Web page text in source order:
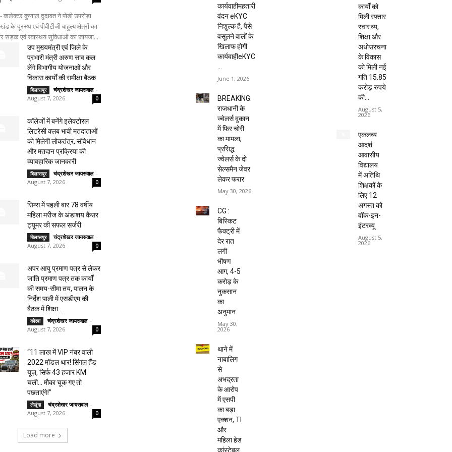
कलेक्टर कुणाल दुदावत ने पोड़ी उपरोड़ा
के दूरस्थ एवं पीवीटीजी बाहुल्य क्षेत्रों का
सड़क एवं स्वास्थय सुविधाओं का जायजा...
उप मुख्यमंत्री एवं जिले के
प्रभारी मंत्री अरुण साव कल
लेंगे विभागीय योजनाओं और
विकास कार्यों की समीक्षा बैठक
बिलासपुर चंद्रशेखर जायसवाल -
August 7, 2026
0
कॉलेजों में बनेंगे इलेक्टोरल
लिटरेसी क्लब भावी मतदाताओं
को मिलेगी लोकतंत्र, संविधान
और मतदान प्रक्रिया की
व्यावहारिक जानकारी
बिलासपुर चंद्रशेखर जायसवाल -
August 7, 2026
0
सिम्स में पहली बार 78 वर्षीय
महिला मरीज के अंडाशय कैंसर
ट्यूमर की सफल सर्जरी
बिलासपुर चंद्रशेखर जायसवाल -
August 7, 2026
0
अपर आयु प्रमाण पत्र से लेकर
जाति प्रमाण पत्र तक कार्यों
की समय-सीमा तय, पालन के
निर्देश पाली में एसडीएम की
बैठक में शिक्षा...
कोरबा चंद्रशेखर जायसवाल -
August 7, 2026
0
“11 लाख में VIP नंबर वाली
2022 मॉडल थार! सिंगल हैंड
यूज़, सिर्फ 43 हजार KM
चली… मौका चूक गए तो
पछताएंगे!”
लैलूंगा चंद्रशेखर जायसवाल -
August 7, 2026
0
Load more
कार्यवाहीमहतारी
वंदन eKYC
निशुल्क है, पैसे
वसूलने वालों के
खिलाफ होगी
कार्यवाहीeKYC
June 1, 2026
BREAKING:
राजधानी के
ज्वेलर्स दुकान
में फिर चोरी
का मामला,
प्रसिद्ध
ज्वेलर्स के दो
सेल्समैन जेवर
लेकर फरार
May 30, 2026
CG :
बिस्किट
फैक्ट्री में
देर रात
लगी
भीषण
आग, 4-5
करोड़ के
नुकसान
का
अनुमान
May 30,
2026
थाने में
नाबालिग
से
अभद्रता
के आरोप
में एसपी
का बड़ा
एक्शन, TI
और
महिला हेड
कांस्टेबल
कार्यों को
मिली रफ्तार
स्वास्थ्य,
शिक्षा और
अधोसंरचना
के विकास
को मिली नई
गति 15.85
करोड़ रुपये
की...
August 5,
2026
एकलव्य
आदर्श
आवासीय
विद्यालय
में अतिथि
शिक्षकों के
लिए 12
अगस्त को
वॉक-इन-
इंटरव्यू
August 5,
2026